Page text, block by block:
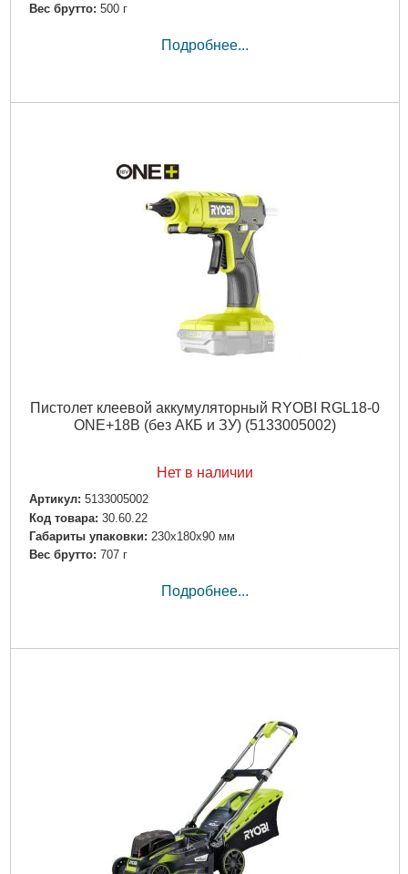
Вес брутто: 500 г
Подробнее...
Пистолет клеевой аккумуляторный RYOBI RGL18-0
ONE+18В (без АКБ и ЗУ) (5133005002)
Нет в наличии
Артикул: 5133005002
Код товара: 30.60.22
Габариты упаковки: 230x180x90 мм
Вес брутто: 707 г
Подробнее...